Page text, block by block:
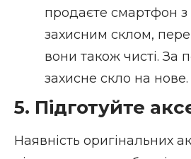
продаєте смартфон
захисним склом,
вони також чисті. За
захисне скло на нове.
5. Підготуйте
Наявність оригінальних